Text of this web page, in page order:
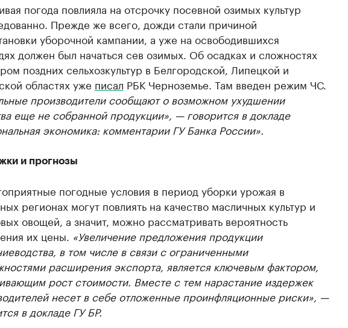
погода повлияла на отсрочку посевной озимых культур
Прежде же всего, дожди стали причиной
уборочной кампании, а уже на освободившихся
должен был начаться сев озимых. Об осадках и сложностях
поздних сельхозкультур в Белгородской, Липецкой и
областях уже писал РБК Черноземье. Там введен режим ЧС.
производители сообщают о возможном ухудшении
еще не собранной продукции», — говорится в докладе
экономика: комментарии ГУ Банка России».
и прогнозы
погодные условия в период уборки урожая в
регионах могут повлиять на качество масличных культур и
овощей, а значит, можно рассматривать вероятность
их цены. «Увеличение предложения продукции
в том числе в связи с ограниченными
расширения экспорта, является ключевым фактором,
рост стоимости. Вместе с тем нарастание издержек
несет в себе отложенные проинфляционные риски», —
в докладе ГУ БР.